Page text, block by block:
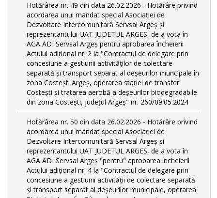
Hotărârea nr. 49 din data 26.02.2026 - Hotărâre privind
acordarea unui mandat special Asociației de
Dezvoltare Intercomunitară Servsal Argeș și
reprezentantului UAT JUDETUL ARGES, de a vota în
AGA ADI Servsal Argeș pentru aprobarea încheierii
Actului adițional nr. 2 la "Contractul de delegare prin
concesiune a gestiunii activităților de colectare
separată și transport separat al deșeurilor muncipale în
zona Costești Argeș, operarea stației de transfer
Costești și tratarea aerobă a deșeurilor biodegradabile
din zona Costești, județul Argeș" nr. 260/09.05.2024
Hotărârea nr. 50 din data 26.02.2026 - Hotărâre privind
acordarea unui mandat special Asociației de
Dezvoltare Intercomunitară Servsal Argeș și
reprezentantului UAT JUDETUL ARGEȘ, de a vota în
AGA ADI Servsal Argeș "pentru" aprobarea incheierii
Actului adițional nr. 4 la "Contractul de delegare prin
concesiune a gestiunii activității de colectare separată
și transport separat al deşeurilor municipale, operarea